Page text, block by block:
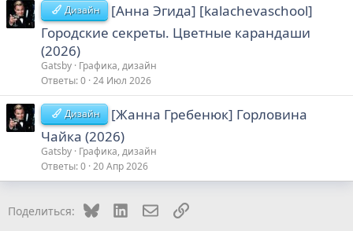
Дизайн
[Анна Эгида] [kalachevaschool]
Городские секреты. Цветные карандаши
(2026)
Gatsby Графика, дизайн
Ответы 0 24 Июл 2026
Дизайн
[Жанна Гребенюк] Горловина
Чайка (2026)
Gatsby Графика, дизайн
Ответы 0 20 Апр 2026
Поделиться: Bluesky LinkedInЭлектронная почта
Ссылка